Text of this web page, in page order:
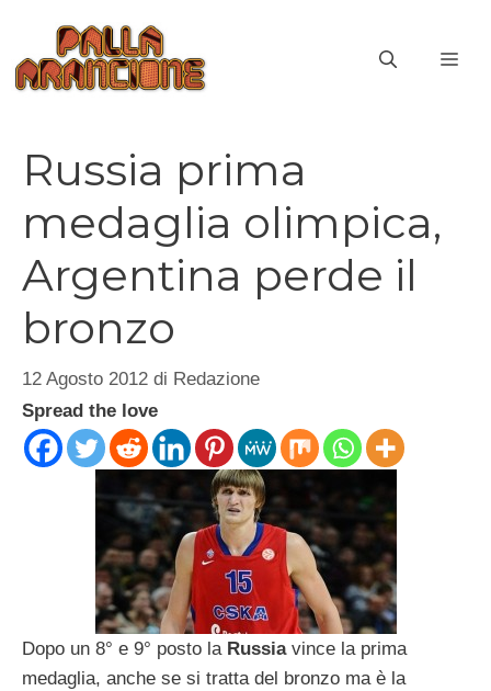
contenuto
Russia prima
medaglia olimpica,
Argentina perde il
bronzo
12 Agosto 2012 di Redazione
Spread the love
Dopo un 8° e 9° posto la Russiavince la prima
medaglia, anche se si tratta del bronzo ma è la